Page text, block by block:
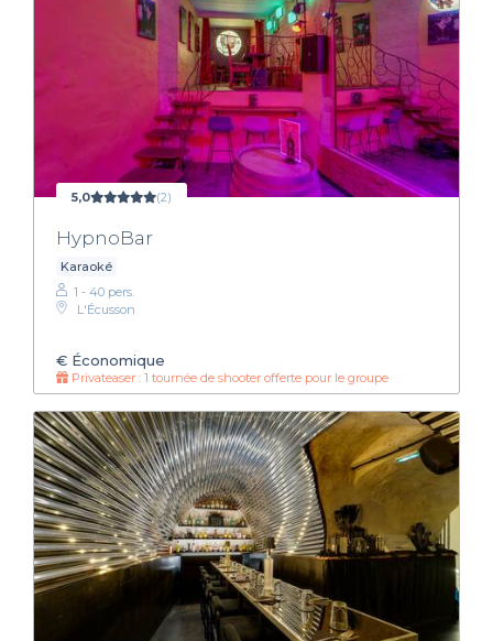
5,0 (2)
HypnoBar
Karaoké
1 - 40 pers.
L'Écusson
€ Économique
Privateaser : 1 tournée de shooter offerte pour le groupe